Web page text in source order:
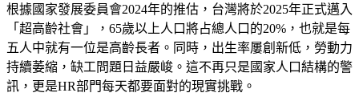
根據國家發展委員會2024年的推估，台灣將於2025年正式邁入
「超高齡社會」， 65歲以上人口將占總人口的20% ，也就是每
五人中就有一位是高齡長者。同時，出生率屢創新低，勞動力
持續萎縮，缺工問題日益嚴峻。這不再只是國家人口結構的警
訊，更是HR部門每天都要面對的現實挑戰。